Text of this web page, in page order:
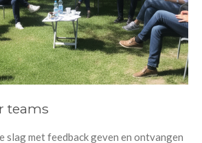
teams
slag met feedback geven en ontvangen